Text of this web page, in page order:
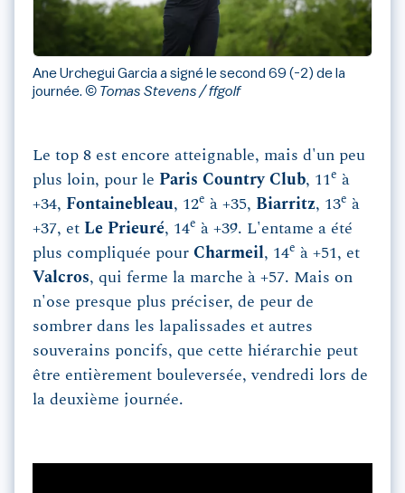
Ane Urchegui Garcia a signé le second 69 (-2) de la
journée. © Tomas Stevens / ffgolf
Le top 8 est encore atteignable, mais d'un peu
plus loin, pour le Paris Country Club, 11e à
+34, Fontainebleau, 12e à +35, Biarritz, 13e à
+37, et Le Prieuré, 14e à +39. L'entame a été
plus compliquée pour Charmeil, 14e à +51, et
Valcros, qui ferme la marche à +57. Mais on
n'ose presque plus préciser, de peur de
sombrer dans les lapalissades et autres
souverains poncifs, que cette hiérarchie peut
être entièrement bouleversée, vendredi lors de
la deuxième journée.